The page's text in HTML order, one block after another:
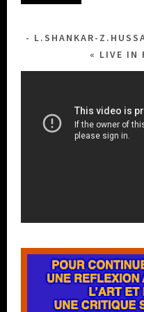
L.SHANKAR-
« LIVE IN